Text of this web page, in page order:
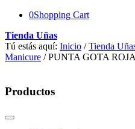
0Shopping Cart
Tienda Uñas
Tú estás aquí: Inicio / Tienda
Manicure / PUNTA GOTA
Productos